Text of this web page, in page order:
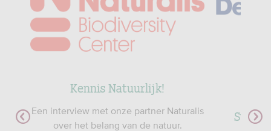
Kennis Natuurlijk!
Een interview met onze partner Naturalis
over het belang van de natuur.